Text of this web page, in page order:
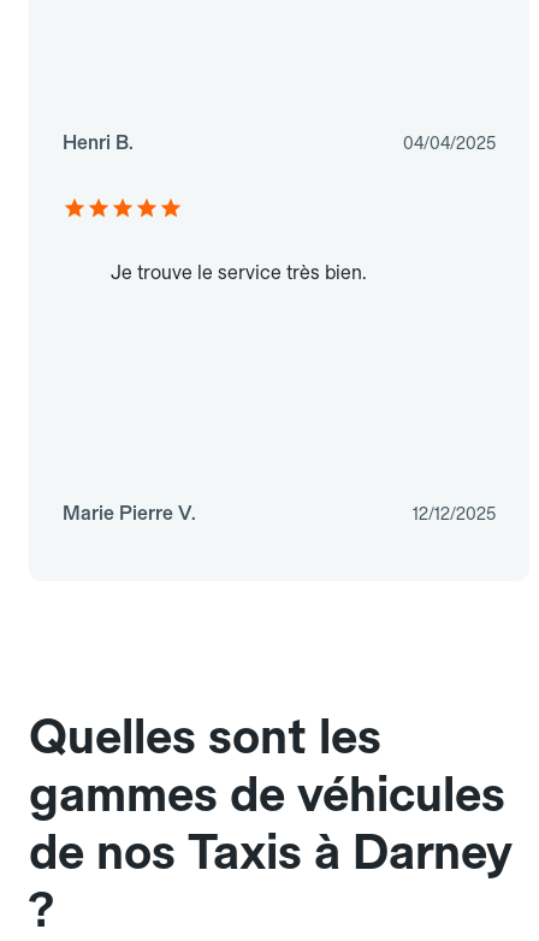
Henri B. 04/04/2025
Je trouve le service très bien.
Marie Pierre V. 12/12/2025
Quelles sont les
gammes de véhicules
de nos Taxis à Darney
?